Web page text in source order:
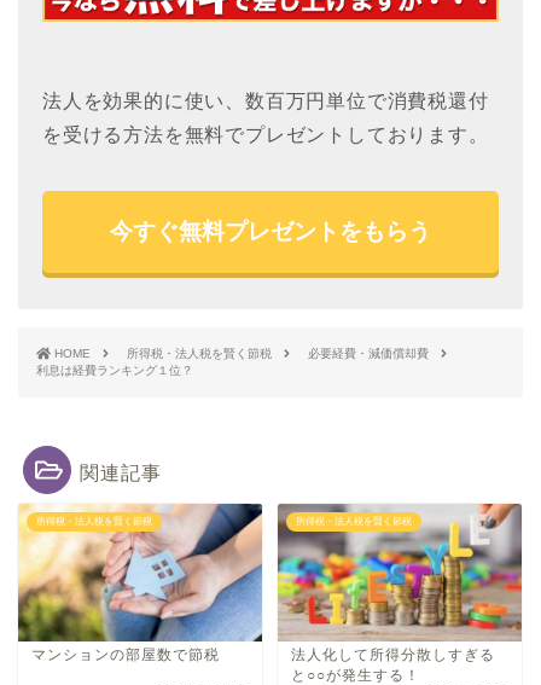
法人を効果的に使い、数百万円単位で消費税還付
を受ける方法を無料でプレゼントしております。
今すぐ無料プレゼントをもらう
HOME 所得税・法人税を賢く節税
必要経費・減価償却費
利息は経費ランキング１位？
関連記事
所得税・法人税を賢く節税
マンションの部屋数で節税
所得税・法人税を賢く節税
法人化して所得分散しすぎる
と○○が発生する！